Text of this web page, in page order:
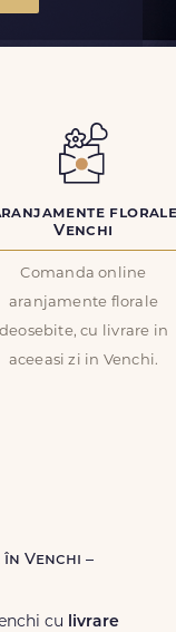
Venchi
Comanda online
aranjamente florale
deosebite, cu livrare in
aceeasi zi in Venchi.
Venchi –
cu livrare